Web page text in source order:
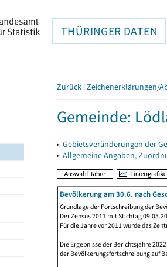
THÜRINGER DATEN
Zurück | Zeichenerklärungen/
Gemeinde:
▸ Gebietsveränderungen der
▸ Allgemeine Angaben,
Bevölkerung am 30.6. nach
Grundlage der Fortschreibung der
Der Zensus 2011 mit Stichtag
Für die Jahre vor 2011 wurde das
Die Ergebnisse der Berichtsjahre
der Bevölkerungsfortschreibung auf